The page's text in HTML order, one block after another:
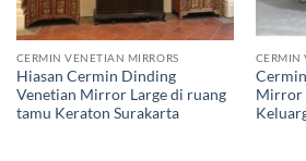
CERMIN VENETIAN MIRRORS
Hiasan Cermin Dinding
Venetian Mirror Large di ruang
tamu Keraton Surakarta
CERMIN
Mirror